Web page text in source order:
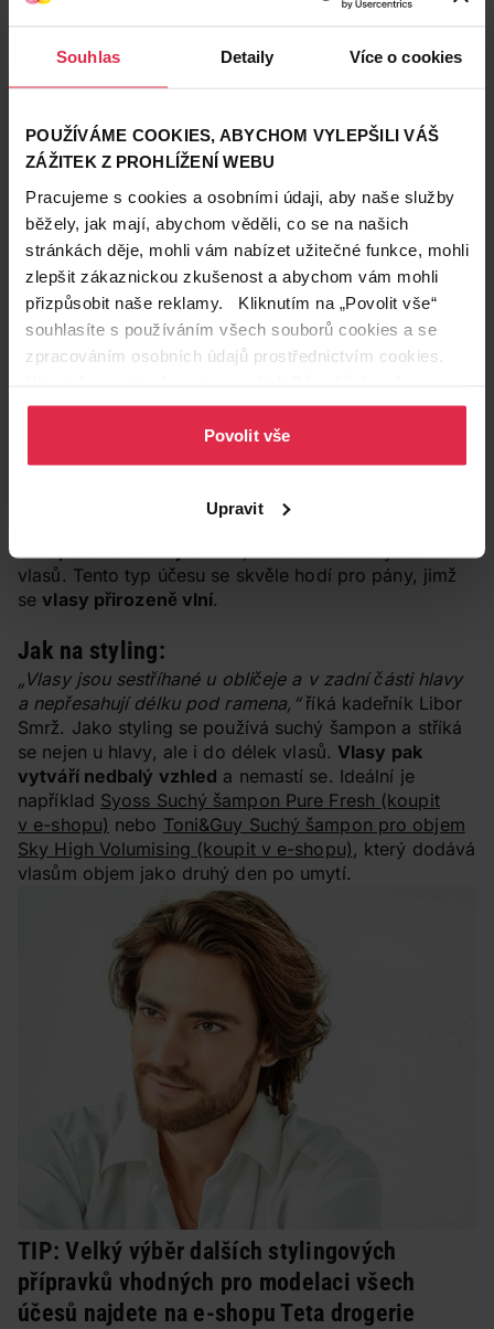
Souhlas Detaily Více o cookies
POUŽÍVÁME COOKIES, ABYCHOM VYLEPŠILI VÁŠ
ZÁŽITEK Z PROHLÍŽENÍ WEBU
Pracujeme s cookies a osobními údaji, aby naše služby
běžely, jak mají, abychom věděli, co se na našich
stránkách děje, mohli vám nabízet užitečné funkce, mohli
zlepšit zákaznickou zkušenost a abychom vám mohli
přizpůsobit naše reklamy. Kliknutím na „Povolit vše“
souhlasíte s používáním všech souborů cookies a se
zpracováním osobních údajů prostřednictvím cookies.
osobních údajů.
Povolit vše
Upravit
směrem vzhůru
,“ doporučuje. Energii vašemu účesu
(koupit v e-shopu)
neboNIVEA Men Gel na vlasy s
matným efektem Craft Stylers
se vymývá.
vlasů. Tento typ účesu se skvěle hodí pro pány, jimž
sevlasy přirozeně vlní.
Jak na styling:
„Vlasy jsou sestříhané u obličeje a v zadní části hlavy
a nepřesahují délku pod ramena,“ říká kadeřník Libor
Smrž. Jako styling se používá suchý šampon a stříká
se nejen u hlavy, ale i do délek vlasů. Vlasy pak
vytváří nedbalý vzhled a nemastí se. Ideální je
například Syoss Suchý šampon Pure Fresh (koupit
v e-shopu) nebo Toni&Guy Suchý šampon pro objem
Sky High Volumising (koupit v e-shopu), který dodává
vlasům objem jako druhý den po umytí.
TIP: Velký výběr dalších stylingových
přípravků vhodných pro modelaci všech
účesů najdete na e-shopu Teta drogerie